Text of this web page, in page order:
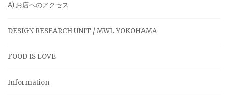
A) お店へのアクセス
DESIGN RESEARCH UNIT / MWL YOKOHAMA
FOOD IS LOVE
Information